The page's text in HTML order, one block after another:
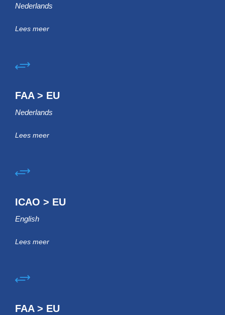
Nederlands
Lees meer
FAA > EU
Nederlands
Lees meer
ICAO > EU
English
Lees meer
FAA > EU